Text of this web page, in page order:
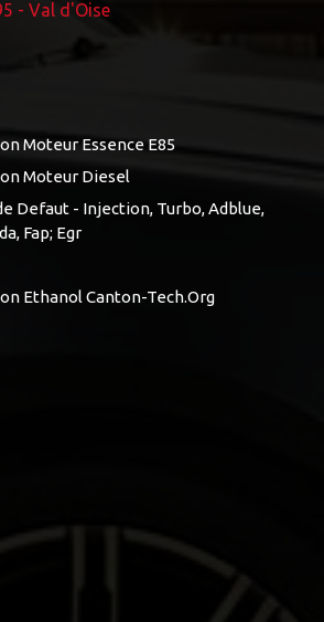
- Val d'Oise
Moteur Essence E85
Moteur Diesel
Defaut - Injection, Turbo, Adblue,
Fap; Egr
Ethanol Canton-Tech.org